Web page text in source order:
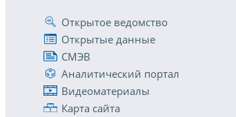
Открытое ведомство
Открытые данные
СМЭВ
Аналитический портал
Видеоматериалы
Карта сайта